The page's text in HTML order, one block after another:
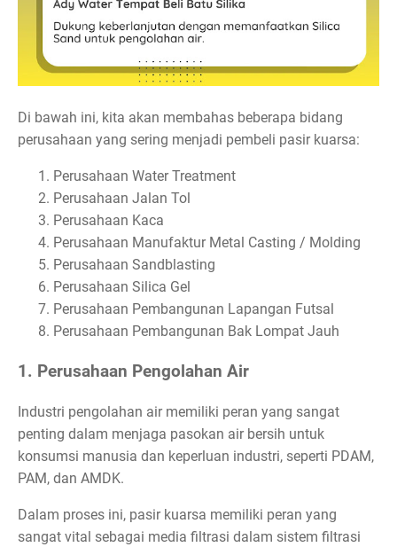
Di bawah ini, kita akan membahas beberapa bidang
perusahaan yang sering menjadi pembeli pasir kuarsa:
Perusahaan Water Treatment
Perusahaan Jalan Tol
Perusahaan Kaca
Perusahaan Manufaktur Metal Casting / Molding
Perusahaan Sandblasting
Perusahaan Silica Gel
Perusahaan Pembangunan Lapangan Futsal
Perusahaan Pembangunan Bak Lompat Jauh
1. Perusahaan Pengolahan Air
Industri pengolahan air memiliki peran yang sangat
penting dalam menjaga pasokan air bersih untuk
konsumsi manusia dan keperluan industri, seperti PDAM,
PAM, dan AMDK.
Dalam proses ini, pasir kuarsa memiliki peran yang
sangat vital sebagai media filtrasi dalam sistem filtrasi